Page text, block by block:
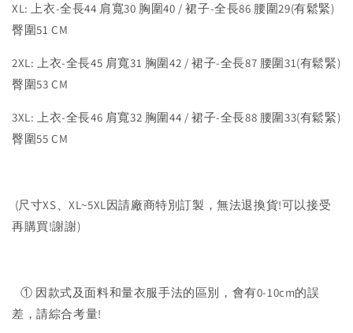
XL: 上衣-全長44 肩寬30 胸圍40 / 裙子-全長86 腰圍29(有鬆緊)
臀圍51 CM
2XL: 上衣-全長45 肩寬31 胸圍42 / 裙子-全長87 腰圍31(有鬆緊)
臀圍53 CM
3XL: 上衣-全長46 肩寬32 胸圍44 / 裙子-全長88 腰圍33(有鬆緊)
臀圍55 CM
(尺寸XS、XL~5XL因請廠商特別訂製，無法退換貨!可以接受
再購買!謝謝)
① 因款式及面料和量衣服手法的區別，會有0-10cm的誤
差，請綜合考量!